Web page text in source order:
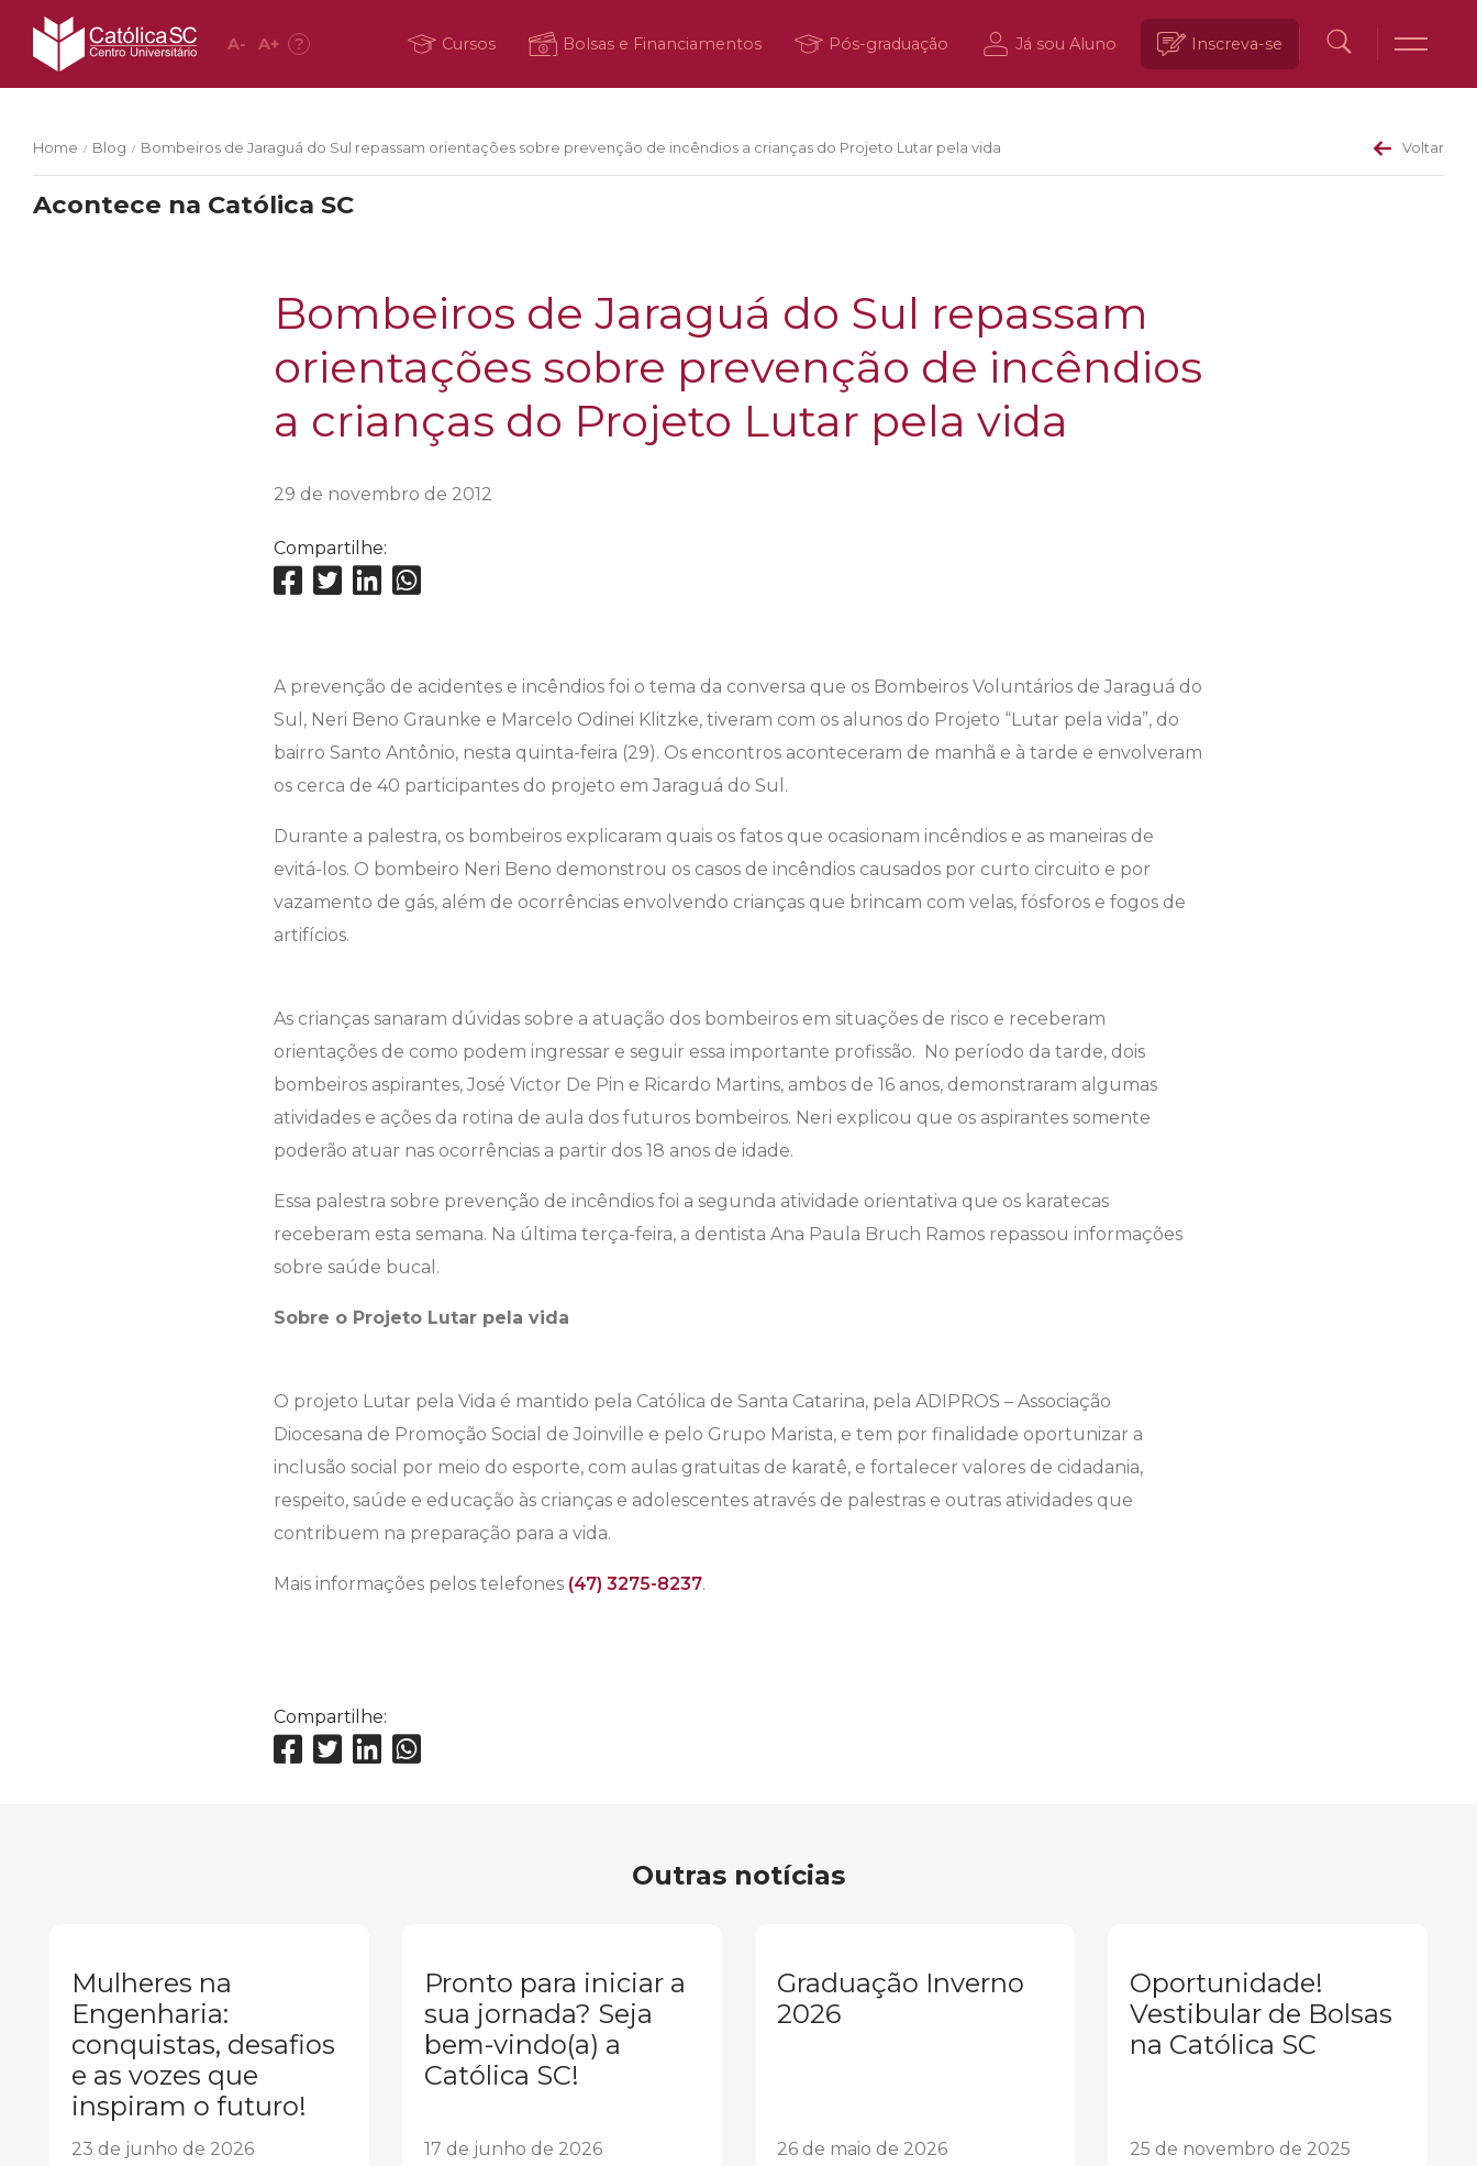
A- A+ ? Cursos Bolsas e Financiamentos Pós-graduação Já sou Aluno Inscreva-se
Home / Blog / Bombeiros de Jaraguá do Sul repassam orientações sobre prevenção de incêndios a crianças do Projeto Lutar pela vida Voltar
Acontece na Católica SC
Bombeiros de Jaraguá do Sul repassam
orientações sobre prevenção de incêndios
a crianças do Projeto Lutar pela vida
29 de novembro de 2012
Compartilhe:
A prevenção de acidentes e incêndios foi o tema da conversa que os Bombeiros Voluntários de Jaraguá do
Sul, Neri Beno Graunke e Marcelo Odinei Klitzke, tiveram com os alunos do Projeto “Lutar pela vida”, do
bairro Santo Antônio, nesta quinta-feira (29). Os encontros aconteceram de manhã e à tarde e envolveram
os cerca de 40 participantes do projeto em Jaraguá do Sul.
Durante a palestra, os bombeiros explicaram quais os fatos que ocasionam incêndios e as maneiras de
evitá-los. O bombeiro Neri Beno demonstrou os casos de incêndios causados por curto circuito e por
vazamento de gás, além de ocorrências envolvendo crianças que brincam com velas, fósforos e fogos de
artifícios.
As crianças sanaram dúvidas sobre a atuação dos bombeiros em situações de risco e receberam
orientações de como podem ingressar e seguir essa importante profissão. No período da tarde, dois
bombeiros aspirantes, José Victor De Pin e Ricardo Martins, ambos de 16 anos, demonstraram algumas
atividades e ações da rotina de aula dos futuros bombeiros. Neri explicou que os aspirantes somente
poderão atuar nas ocorrências a partir dos 18 anos de idade.
Essa palestra sobre prevenção de incêndios foi a segunda atividade orientativa que os karatecas
receberam esta semana. Na última terça-feira, a dentista Ana Paula Bruch Ramos repassou informações
sobre saúde bucal.
Sobre o Projeto Lutar pela vida
O projeto Lutar pela Vida é mantido pela Católica de Santa Catarina, pela ADIPROS – Associação
Diocesana de Promoção Social de Joinville e pelo Grupo Marista, e tem por finalidade oportunizar a
inclusão social por meio do esporte, com aulas gratuitas de karatê, e fortalecer valores de cidadania,
respeito, saúde e educação às crianças e adolescentes através de palestras e outras atividades que
contribuem na preparação para a vida.
Mais informações pelos telefones (47) 3275-8237.
Compartilhe:
Outras notícias
Mulheres na
Engenharia:
conquistas, desafios
e as vozes que
inspiram o futuro!
23 de junho de 2026
Pronto para iniciar a
sua jornada? Seja
bem-vindo(a) a
Católica SC!
17 de junho de 2026
Graduação Inverno
2026
26 de maio de 2026
Oportunidade!
Vestibular de Bolsas
na Católica SC
25 de novembro de 2025